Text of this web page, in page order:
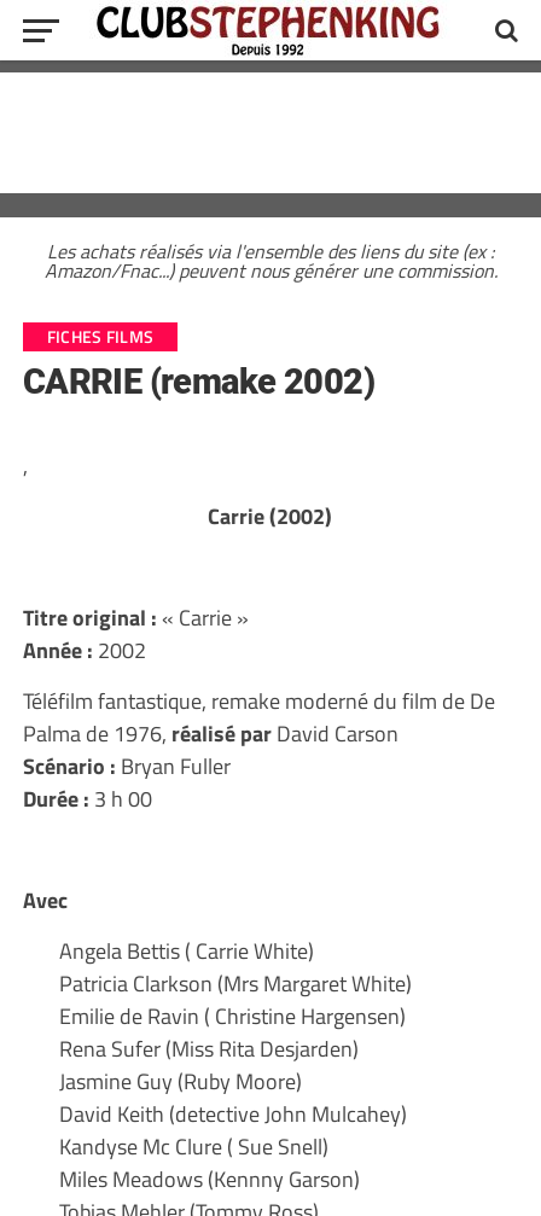
Les achats réalisés via l'ensemble des liens du site (ex :
Amazon/Fnac...) peuvent nous générer une commission.
FICHES FILMS
CARRIE (remake 2002)
,
Carrie (2002)
Titre original :« Carrie »
Année : 2002
Téléfilm fantastique, remake moderné du film de De
Palma de 1976, réalisé parDavid Carson
Scénario : Bryan Fuller
Durée : 3 h 00
Avec
Angela Bettis ( Carrie White)
Patricia Clarkson (Mrs Margaret White)
Emilie de Ravin ( Christine Hargensen)
Rena Sufer (Miss Rita Desjarden)
Jasmine Guy (Ruby Moore)
David Keith (detective John Mulcahey)
Kandyse Mc Clure ( Sue Snell)
Miles Meadows (Kennny Garson)